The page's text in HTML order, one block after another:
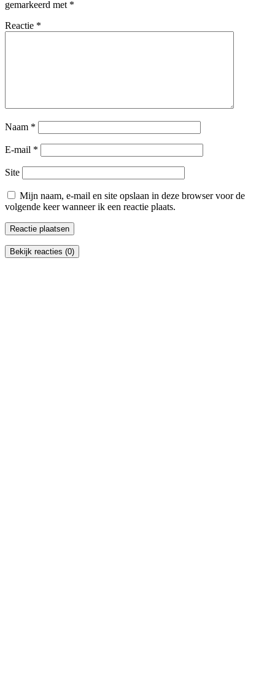
gemarkeerd met *
Reactie *
Naam *
E-mail *
Site
Mijn naam, e-mail en site opslaan in deze browser voor de
volgende keer wanneer ik een reactie plaats.
Bekijk reacties (0)